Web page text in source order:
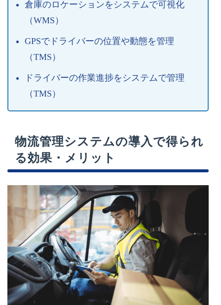
倉庫のロケーションをシステムで可視化
（WMS）
GPSでドライバーの位置や動態を管理
（TMS）
ドライバーの作業進捗をシステムで管理
（TMS）
物流管理システムの導入で得られ
る効果・メリット